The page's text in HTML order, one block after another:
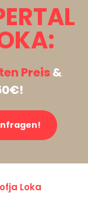
Preis&
Loka